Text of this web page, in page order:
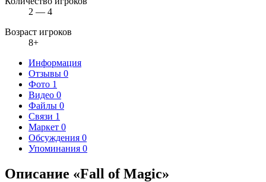
2 — 4
Возраст игроков
8+
Информация
Отзывы 0
Фото 1
Видео 0
Файлы 0
Связи 1
Маркет 0
Обсуждения 0
Упоминания 0
Описание «Fall of Magic»